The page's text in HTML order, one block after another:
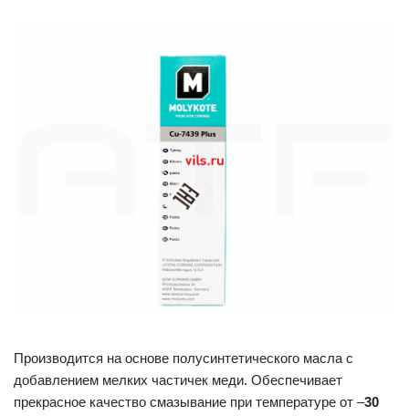
Производится на основе полусинтетического масла с
добавлением мелких частичек меди. Обеспечивает
прекрасное качество смазывание при температуре от –30